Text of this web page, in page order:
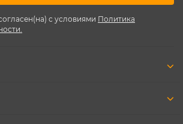
с условиями Политика